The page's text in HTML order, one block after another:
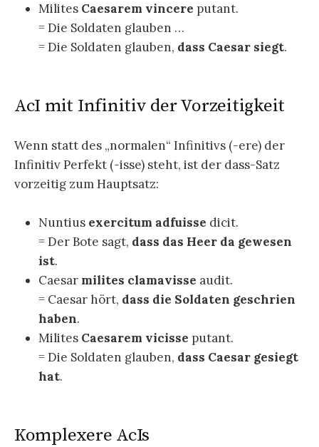
Milites Caesarem vincere putant.
= Die Soldaten glauben …
= Die Soldaten glauben, dass Caesar siegt.
AcI mit Infinitiv der Vorzeitigkeit
Wenn statt des „normalen“ Infinitivs (-ere) der
Infinitiv Perfekt (-isse) steht, ist der dass-Satz
vorzeitig zum Hauptsatz:
Nuntius exercitum adfuisse dicit.
= Der Bote sagt, dass das Heer da gewesen
ist.
Caesar milites clamavisse audit.
= Caesar hört, dass die Soldaten geschrien
haben.
Milites Caesarem vicisse putant.
= Die Soldaten glauben, dass Caesar gesiegt
hat.
Komplexere AcIs